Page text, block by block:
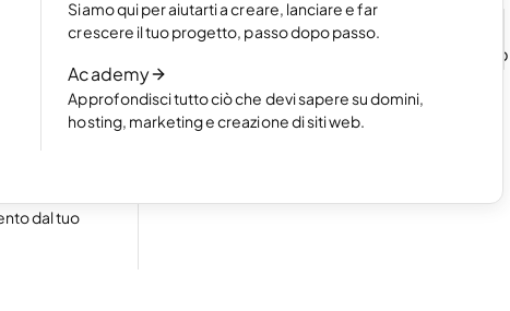
Siamo qui per aiutarti a creare, lanciare e far
crescere il tuo progetto, passo dopo passo.
Academy
Approfondisci tutto ciò che devi sapere su domini,
hosting, marketing e creazione di siti web.
un
dal tuo
Leggi l’articolo
Come funziona la creazione di un sito
l'AI
Leggi l’articolo
in crescita!
I nostri esperti si occupano di configurazione, aggiornamenti,